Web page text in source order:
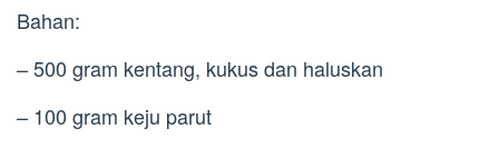
Bahan:
– 500 gram kentang, kukus dan haluskan
– 100 gram keju parut